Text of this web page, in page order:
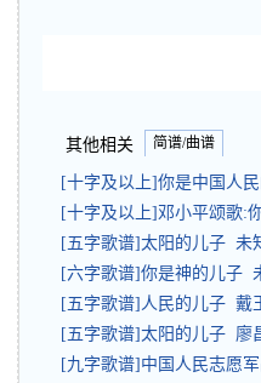
其他相关 简谱/曲谱
[十字及以上]你是中国人
[十字及以上]邓小平颂歌:
[五字歌谱]太阳的儿子 未知
[六字歌谱]你是神的儿子
[五字歌谱]人民的儿子 戴
[五字歌谱]太阳的儿子 廖
[九字歌谱]中国人民志愿